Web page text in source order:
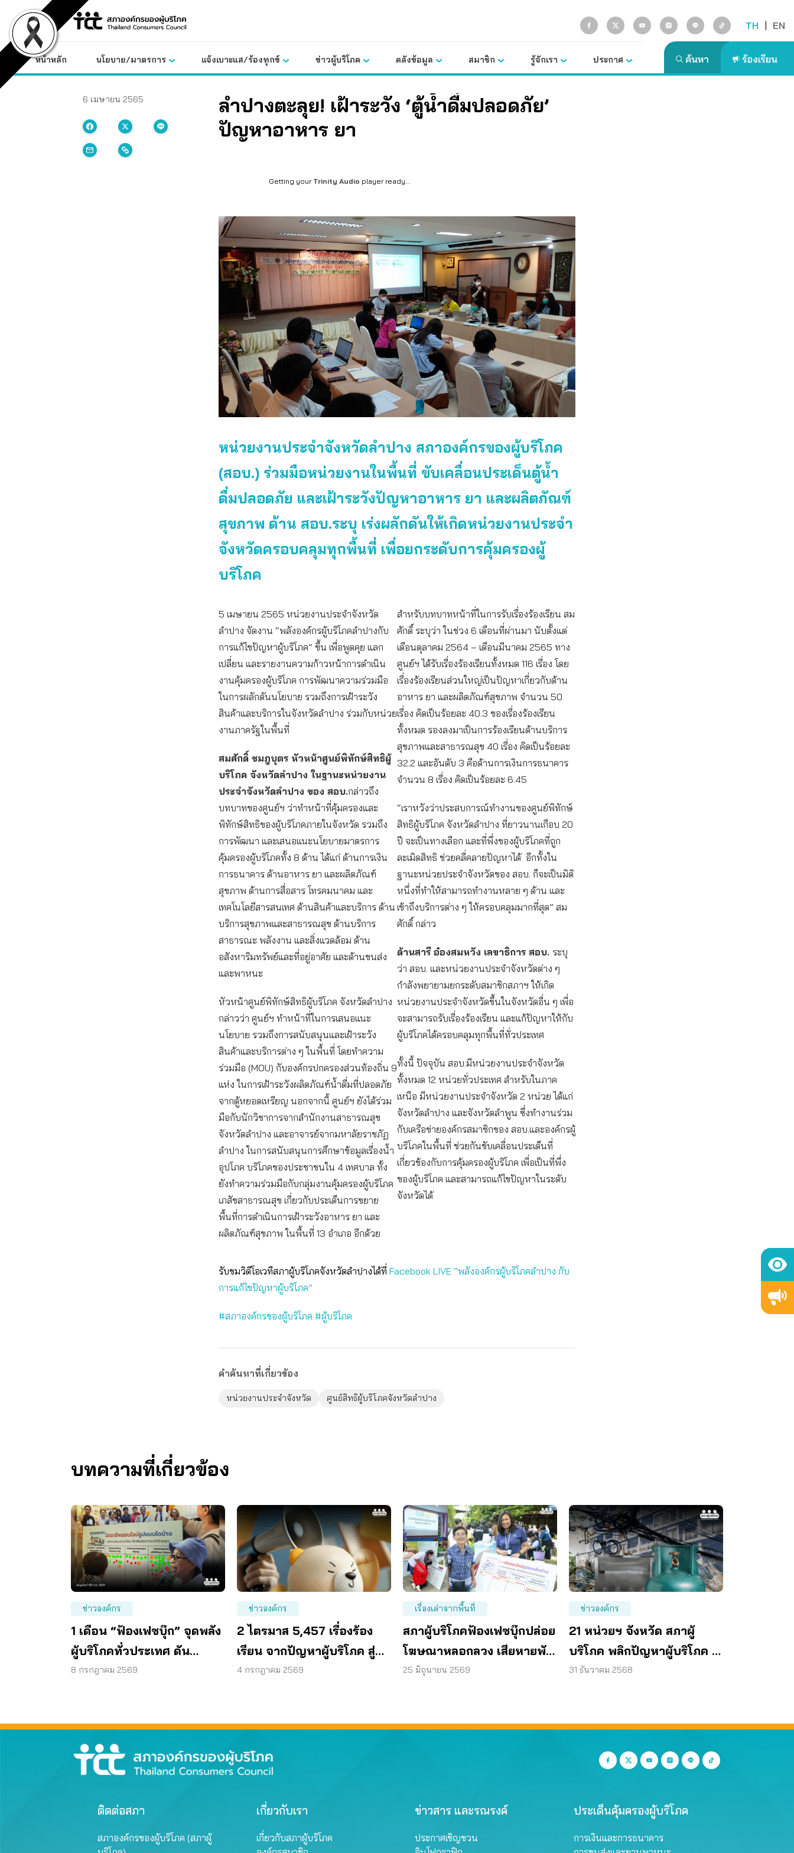
content
TH | EN
หน้าหลัก นโยบาย/มาตรการ แจ้งเบาะแส/ร้องทุกข์ ข่าวผู้บริโภค คลังข้อมูล สมาชิก รู้จักเรา ประกาศ
6 เมษายน 2565
ลำปางตะลุย! เฝ้าระวัง ‘ตู้น้ำดื่มปลอดภัย’
ปัญหาอาหาร ยา
Getting your Trinity Audio player ready...
หน่วยงานประจำจังหวัดลำปาง สภาองค์กรของผู้บริโภค
(สอบ.) ร่วมมือหน่วยงานในพื้นที่ ขับเคลื่อนประเด็นตู้น้ำ
ดื่มปลอดภัย และเฝ้าระวังปัญหาอาหาร ยา และผลิตภัณฑ์
สุขภาพ ด้าน สอบ.ระบุ เร่งผลักดันให้เกิดหน่วยงานประจำ
จังหวัดครอบคลุมทุกพื้นที่ เพื่อยกระดับการคุ้มครองผู้
บริโภค
5 เมษายน 2565 หน่วยงานประจำจังหวัด
ลำปาง จัดงาน “พลังองค์กรผู้บริโภคลำปางกับ
การแก้ไขปัญหาผู้บริโภค” ขึ้น เพื่อพูดคุย แลก
เปลี่ยน และรายงานความก้าวหน้าการดำเนิน
งานคุ้มครองผู้บริโภค การพัฒนาความร่วมมือ
ในการผลักดันนโยบาย รวมถึงการเฝ้าระวัง
สินค้าและบริการในจังหวัดลำปาง ร่วมกับหน่วย
งานภาครัฐในพื้นที่
สมศักดิ์ ชมภูบุตร หัวหน้าศูนย์พิทักษ์สิทธิผู้
บริโภค จังหวัดลำปาง ในฐานะหน่วยงาน
ประจำจังหวัดลำปาง ของ สอบ.กล่าวถึง
บทบาทของศูนย์ฯ ว่าทำหน้าที่คุ้มครองและ
พิทักษ์สิทธิของผู้บริโภคภายในจังหวัด รวมถึง
การพัฒนา และเสนอแนะนโยบายมาตรการ
คุ้มครองผู้บริโภคทั้ง 8 ด้าน ได้แก่ ด้านการเงิน
การธนาคาร ด้านอาหาร ยา และผลิตภัณฑ์
สุขภาพ ด้านการสื่อสาร โทรคมนาคม และ
เทคโนโลยีสารสนเทศ ด้านสินค้าและบริการ ด้าน
บริการสุขภาพและสาธารณสุข ด้านบริการ
สาธารณะ พลังงาน และสิ่งแวดล้อม ด้าน
อสังหาริมทรัพย์และที่อยู่อาศัย และด้านขนส่ง
และพาหนะ
หัวหน้าศูนย์พิทักษ์สิทธิผู้บริโภค จังหวัดลำปาง
กล่าวว่า ศูนย์ฯ ทำหน้าที่ในการเสนอแนะ
นโยบาย รวมถึงการสนับสนุนและเฝ้าระวัง
สินค้าและบริการต่าง ๆ ในพื้นที่ โดยทำความ
ร่วมมือ (MOU) กับองค์กรปกครองส่วนท้องถิ่น 9
แห่ง ในการเฝ้าระวังผลิตภัณฑ์น้ำดื่มที่ปลอดภัย
จากตู้หยอดเหรียญ นอกจากนี้ ศูนย์ฯ ยังได้ร่วม
มือกับนักวิชาการจากสำนักงานสาธารณสุข
จังหวัดลำปาง และอาจารย์จากมหาลัยราชภัฏ
ลำปาง ในการสนับสนุนการศึกษาข้อมูลเรื่องน้ำ
อุปโภค บริโภคของประชาชนใน 4 เทศบาล ทั้ง
ยังทำความร่วมมือกับกลุ่มงานคุ้มครองผู้บริโภค
เภสัชสาธารณสุข เกี่ยวกับประเด็นการขยาย
พื้นที่การดำเนินการเฝ้าระวังอาหาร ยา และ
ผลิตภัณฑ์สุขภาพ ในพื้นที่ 13 อำเภอ อีกด้วย
สำหรับบทบาทหน้าที่ในการรับเรื่องร้องเรียน สม
ศักดิ์ ระบุว่า ในช่วง 6 เดือนที่ผ่านมา นับตั้งแต่
เดือนตุลาคม 2564 – เดือนมีนาคม 2565 ทาง
ศูนย์ฯ ได้รับเรื่องร้องเรียนทั้งหมด 116 เรื่อง โดย
เรื่องร้องเรียนส่วนใหญ่เป็นปัญหาเกี่ยวกับด้าน
อาหาร ยา และผลิตภัณฑ์สุขภาพ จำนวน 50
เรื่อง คิดเป็นร้อยละ 40.3 ของเรื่องร้องเรียน
ทั้งหมด รองลงมาเป็นการร้องเรียนด้านบริการ
สุขภาพและสาธารณสุข 40 เรื่อง คิดเป็นร้อยละ
32.2 และอันดับ 3 คือด้านการเงินการธนาคาร
จำนวน 8 เรื่อง คิดเป็นร้อยละ 6.45
“เราหวังว่าประสบการณ์ทำงานของศูนย์พิทักษ์
สิทธิผู้บริโภค จังหวัดลำปาง ที่ยาวนานเกือบ 20
ปี จะเป็นทางเลือก และที่พึ่งของผู้บริโภคที่ถูก
ละเมิดสิทธิ ช่วยคลี่คลายปัญหาได้ อีกทั้งใน
ฐานะหน่วยประจำจังหวัดของ สอบ. ก็จะเป็นมิติ
หนึ่งที่ทำให้สามารถทำงานหลาย ๆ ด้าน และ
เข้าถึงบริการต่าง ๆ ให้ครอบคลุมมากที่สุด” สม
ศักดิ์ กล่าว
ด้านสารี อ๋องสมหวัง เลขาธิการ สอบ. ระบุ
ว่า สอบ. และหน่วยงานประจำจังหวัดต่าง ๆ
กำลังพยายามยกระดับสมาชิกสภาฯ ให้เกิด
หน่วยงานประจำจังหวัดขึ้นในจังหวัดอื่น ๆ เพื่อ
จะสามารถรับเรื่องร้องเรียน และแก้ปัญหาให้กับ
ผู้บริโภคได้ครอบคลุมทุกพื้นที่ทั่วประเทศ
ทั้งนี้ ปัจจุบัน สอบ.มีหน่วยงานประจำจังหวัด
ทั้งหมด 12 หน่วยทั่วประเทศ สำหรับในภาค
เหนือ มีหน่วยงานประจำจังหวัด 2 หน่วย ได้แก่
จังหวัดลำปาง และจังหวัดลำพูน ซึ่งทำงานร่วม
กับเครือข่ายองค์กรสมาชิกของ สอบ.และองค์กรผู้
บริโภคในพื้นที่ ช่วยกันขับเคลื่อนประเด็นที่
เกี่ยวข้องกับการคุ้มครองผู้บริโภค เพื่อเป็นที่พึ่ง
ของผู้บริโภค และสามารถแก้ไขปัญหาในระดับ
จังหวัดได้
รับชมวิดีโอเวทีสภาผู้บริโภคจังหวัดลำปางได้ที่ Facebook LIVE “พลังองค์กรผู้บริโภคลำปาง กับ
การแก้ไขปัญหาผู้บริโภค”
#สภาองค์กรของผู้บริโภค #ผู้บริโภค
คำค้นหาที่เกี่ยวข้อง
หน่วยงานประจำจังหวัด ศูนย์สิทธิผู้บริโภคจังหวัดลำปาง
บทความที่เกี่ยวข้อง
ข่าวองค์กร
1 เดือน “ฟ้องเฟซบุ๊ก” จุดพลัง
ผู้บริโภคทั่วประเทศ ดัน
แพลตฟอร์มร่วมรับผิดชอบ
8 กรกฎาคม 2569
ข่าวองค์กร
2 ไตรมาส 5,457 เรื่องร้อง
เรียน จากปัญหาผู้บริโภค สู่
การดันนโยบายทั่วประเทศ
4 กรกฎาคม 2569
เรื่องเล่าจากพื้นที่
สภาผู้บริโภคฟ้องเฟซบุ๊กปล่อย
โฆษณาหลอกลวง เสียหายพัน
ล้าน เครือข่ายทั่วประเทศผนึก
25 มิถุนายน 2569
ข่าวองค์กร
21 หน่วยฯ จังหวัด สภาผู้
บริโภค พลิกปัญหาผู้บริโภค สู่
15 นโยบาย
31 ธันวาคม 2568
ติดต่อสภา
สภาองค์กรของผู้บริโภค (สภาผู้
เกี่ยวกับเรา
เกี่ยวกับสภาผู้บริโภค
ข่าวสาร และรณรงค์
ประกาศเชิญชวน
ประเด็นคุ้มครองผู้บริโภค
การเงินและการธนาคาร